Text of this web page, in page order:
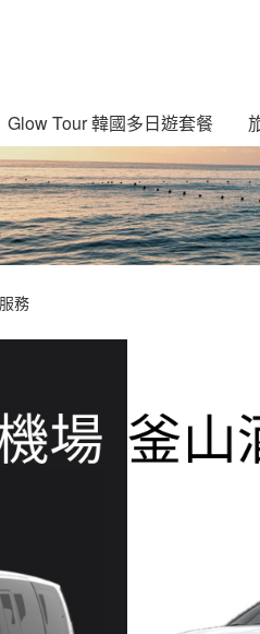
Glow Tour 韓國多日遊套餐
務